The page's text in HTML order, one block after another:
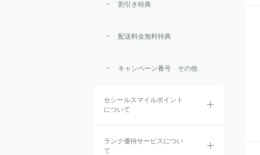
割引き特典
配送料金無料特典
キャンペーン番号 その他
セシールスマイルポイント
について
ランク優待サービスについ
て